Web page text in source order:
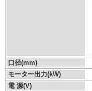
口径(mm)
モーター出力(kW)
電 源(V)